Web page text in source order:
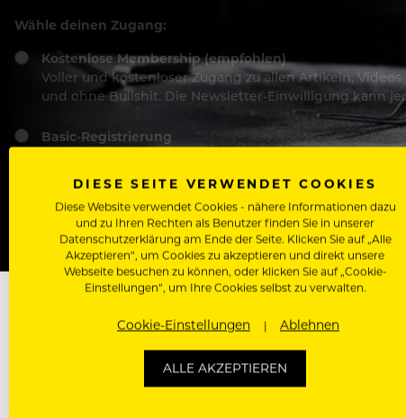
Wähle deinen Zugang:
Kostenlose Membership (empfohlen)
Voller und kostenloser Zugang zu allen Artikeln,
und ohne Bullshit. Die Newsletter-Einwilligung kann
Basic-Registrierung
Mit der Basic-Registrierung habe ich KEINEN
HOTEL PIERRE NIERHAUS
DIESE SEITE VERWENDET COOKIES
Diese Website verwendet Cookies - nähere Informationen dazu
und zu Ihren Rechten als Benutzer finden Sie in unserer
Datenschutzerklärung am Ende der Seite. Klicken Sie auf „Alle
Akzeptieren“, um Cookies zu akzeptieren und direkt unsere
Webseite besuchen zu können, oder klicken Sie auf „Cookie-
Einstellungen“, um Ihre Cookies selbst zu verwalten.
Cookie-Einstellungen Ablehnen
ALLE AKZEPTIEREN